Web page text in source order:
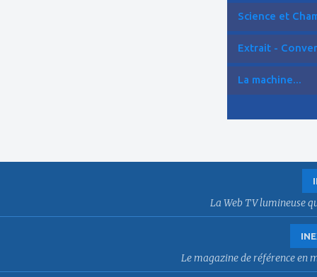
Science et
Extrait -
La machine...
La Web TV lumineuse
Le magazine de référence en